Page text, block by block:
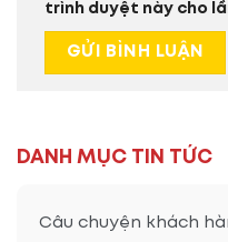
DANH MỤC TIN TỨC
Câu chuyện khách
trình duyệt này cho